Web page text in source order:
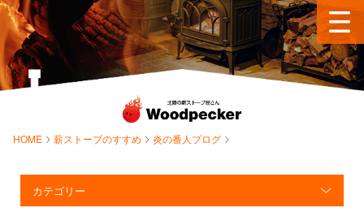
HOME 薪ストーブのすすめ 炎の番人ブログ
カテゴリー